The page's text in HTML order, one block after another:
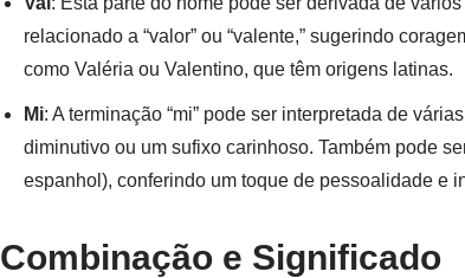
relacionado a “valor” ou “valente,” sugerindo
como Valéria ou Valentino, que têm origens latinas.
Mi: A terminação “mi” pode ser interpretada de
diminutivo ou um sufixo carinhoso. Também pode
espanhol), conferindo um toque de pessoalidade e
Combinação e Significado